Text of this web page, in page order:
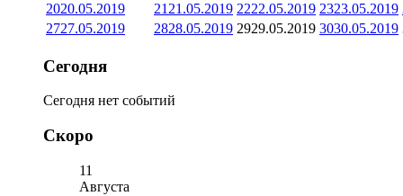
2020.05.2019 21 21.05.2019 2222.05.2019 2323.05.2019
2727.05.2019 2828.05.2019 2929.05.2019 3030.05.2019
Сегодня
Сегодня нет событий
Скоро
11
Августа